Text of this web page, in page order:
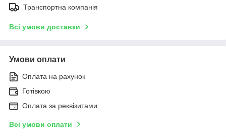
Транспортна компанія
Всі умови доставки
Умови оплати
Оплата на рахунок
Готівкою
Оплата за реквізитами
Всі умови оплати